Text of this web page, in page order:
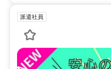
派遣社員